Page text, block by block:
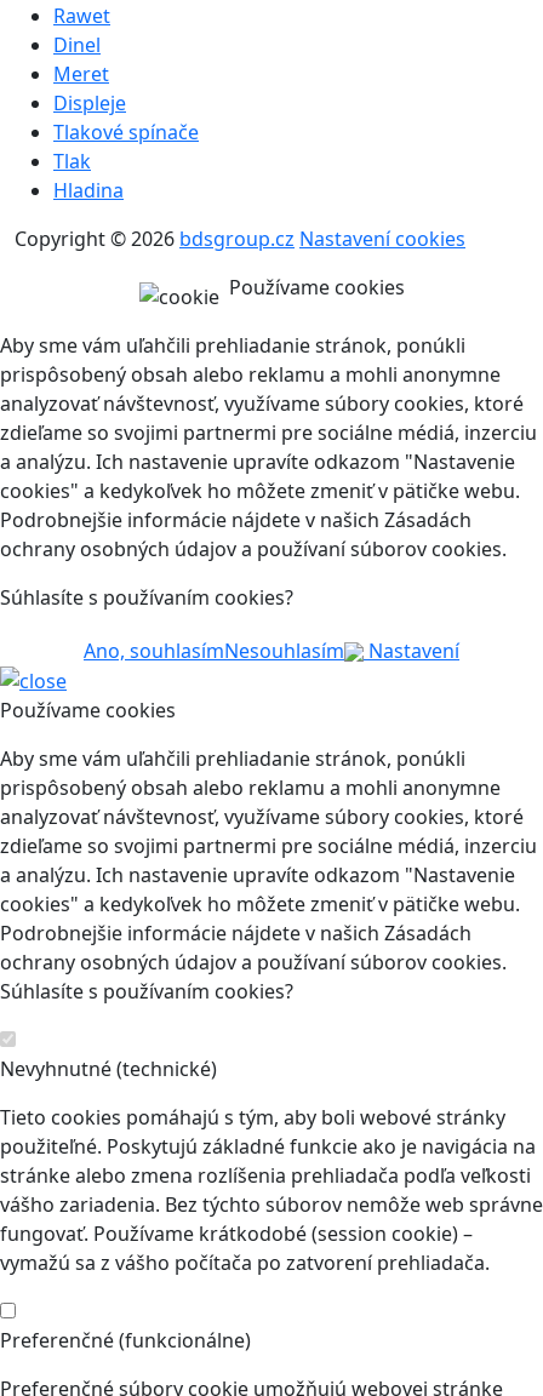
Rawet
Dinel
Meret
Displeje
Tlakové spínače
Tlak
Hladina
Copyright © 2026 bdsgroup.cz Nastavení cookies
Používame cookies
Aby sme vám uľahčili prehliadanie stránok, ponúkli
prispôsobený obsah alebo reklamu a mohli anonymne
analyzovať návštevnosť, využívame súbory cookies, ktoré
zdieľame so svojimi partnermi pre sociálne médiá, inzerciu
a analýzu. Ich nastavenie upravíte odkazom "Nastavenie
cookies" a kedykoľvek ho môžete zmeniť v pätičke webu.
Podrobnejšie informácie nájdete v našich Zásadách
ochrany osobných údajov a používaní súborov cookies.
Súhlasíte s používaním cookies?
Ano, souhlasímNesouhlasím Nastavení
Používame cookies
Aby sme vám uľahčili prehliadanie stránok, ponúkli
prispôsobený obsah alebo reklamu a mohli anonymne
analyzovať návštevnosť, využívame súbory cookies, ktoré
zdieľame so svojimi partnermi pre sociálne médiá, inzerciu
a analýzu. Ich nastavenie upravíte odkazom "Nastavenie
cookies" a kedykoľvek ho môžete zmeniť v pätičke webu.
Podrobnejšie informácie nájdete v našich Zásadách
ochrany osobných údajov a používaní súborov cookies.
Súhlasíte s používaním cookies?
Nevyhnutné (technické)
Tieto cookies pomáhajú s tým, aby boli webové stránky
použiteľné. Poskytujú základné funkcie ako je navigácia na
stránke alebo zmena rozlíšenia prehliadača podľa veľkosti
vášho zariadenia. Bez týchto súborov nemôže web správne
fungovať. Používame krátkodobé (session cookie) –
vymažú sa z vášho počítača po zatvorení prehliadača.
Preferenčné (funkcionálne)
Preferenčné súbory cookie umožňujú webovej stránke